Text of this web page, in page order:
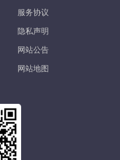
服务协议
隐私声明
网站公告
网站地图